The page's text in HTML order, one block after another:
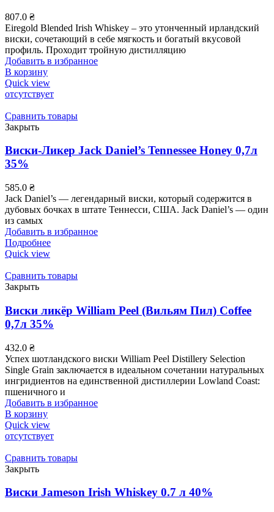
807.0 ₴
Eiregold Blended Irish Whiskey – это утонченный ирландский
виски, сочетающий в себе мягкость и богатый вкусовой
профиль. Проходит тройную дистилляцию
Добавить в избранное
В корзину
Quick view
отсутствует
Сравнить товары
Закрыть
Виски-Ликер Jack Daniel’s Tennessee Honey 0,7л
35%
585.0 ₴
Jack Daniel’s — легендарный виски, который содержится в
дубовых бочках в штате Теннесси, США. Jack Daniel’s — один
из самых
Добавить в избранное
Подробнее
Quick view
Сравнить товары
Закрыть
Виски ликёр William Peel (Вильям Пил) Coffee
0,7л 35%
432.0 ₴
Успех шотландского виски William Peel Distillery Selection
Single Grain заключается в идеальном сочетании натуральных
ингридиентов на единственной дистиллерии Lowland Coast:
пшеничного и
Добавить в избранное
В корзину
Quick view
отсутствует
Сравнить товары
Закрыть
Виски Jameson Irish Whiskey 0.7 л 40%